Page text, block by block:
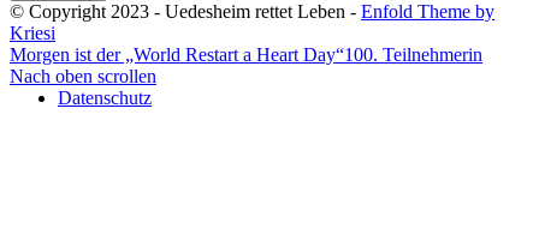
Datenschutz
© Copyright 2023 - Uedesheim rettet Leben - Enfold Theme by
Kriesi
Morgen ist der „World Restart a Heart Day“100. Teilnehmerin
Nach oben scrollen